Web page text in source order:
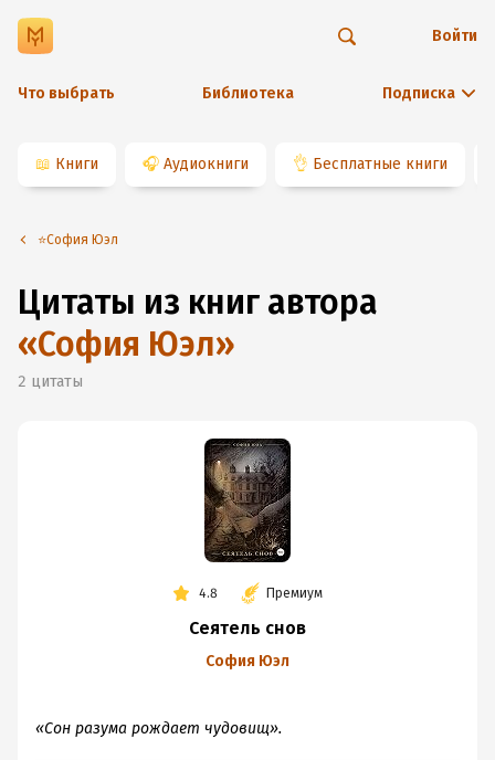
Что выбрать Библиотека Подписка
Войти
📖 Книги 🎧 Аудиокниги 👌 Бесплатные книги
⭐️София Юэл
Цитаты из книг автора
«София Юэл»
2 цитаты
4.8 Премиум
Сеятель снов
София Юэл
«Сон разума рождает чудовищ».